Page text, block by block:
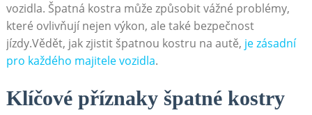
vozidla. ​Špatná kostra může způsobit vážné problémy,
⁤které ovlivňují nejen výkon, ale také ‍bezpečnost
jízdy.Vědět,⁣ jak zjistit ⁤špatnou kostru​ na ⁢autě, je zásadní
pro každého ‍majitele vozidla.
Klíčové příznaky špatné ⁣kostry